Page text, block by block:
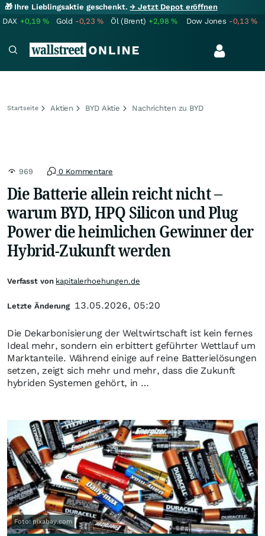
🎁 Ihre Lieblingsaktie geschenkt.→ Jetzt Depot eröffnen
DAX +0,19% Gold -0,23% Öl (Brent) +2,98% Dow Jones -0,13%
Startseite Aktien BYD Aktie Nachrichten zu BYD
969 0 Kommentare
Die Batterie allein reicht nicht –
warum BYD, HPQ Silicon und Plug
Power die heimlichen Gewinner der
Hybrid-Zukunft werden
Die Dekarbonisierung der Weltwirtschaft ist kein fernes
Ideal mehr, sondern ein erbittert geführter Wettlauf um
Marktanteile. Während einige auf reine Batterielösungen
setzen, zeigt sich mehr und mehr, dass die Zukunft
hybriden Systemen gehört, in …
Foto: pixabay.com
Verfasst von kapitalerhoehungen.de
Letzte Änderung 13.05.2026, 05:20